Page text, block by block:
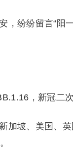
，纷纷留言“阳
，新冠二
加坡、美国、